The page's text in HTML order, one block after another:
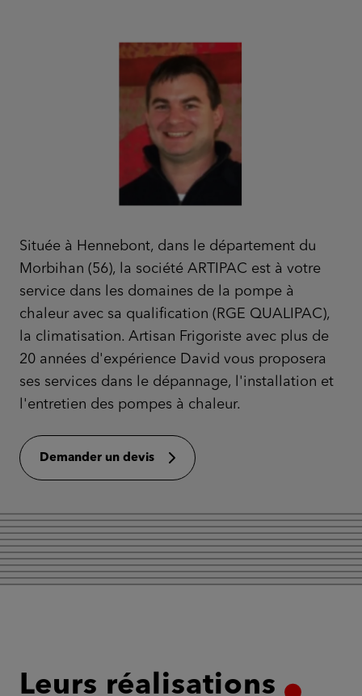
Située à Hennebont, dans le département du
Morbihan (56), la société ARTIPAC est à votre
service dans les domaines de la pompe à
chaleur avec sa qualification (RGE QUALIPAC),
la climatisation. Artisan Frigoriste avec plus de
20 années d'expérience David vous proposera
ses services dans le dépannage, l'installation et
l'entretien des pompes à chaleur.
Demander un devis
Leurs réalisations